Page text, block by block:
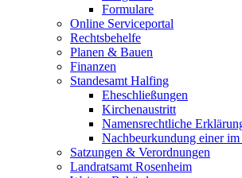
Formulare
Online Serviceportal
Rechtsbehelfe
Planen & Bauen
Finanzen
Standesamt Halfing
Eheschließungen
Kirchenaustritt
Namensrechtliche
Nachbeurkundung einer
Satzungen & Verordnungen
Landratsamt Rosenheim